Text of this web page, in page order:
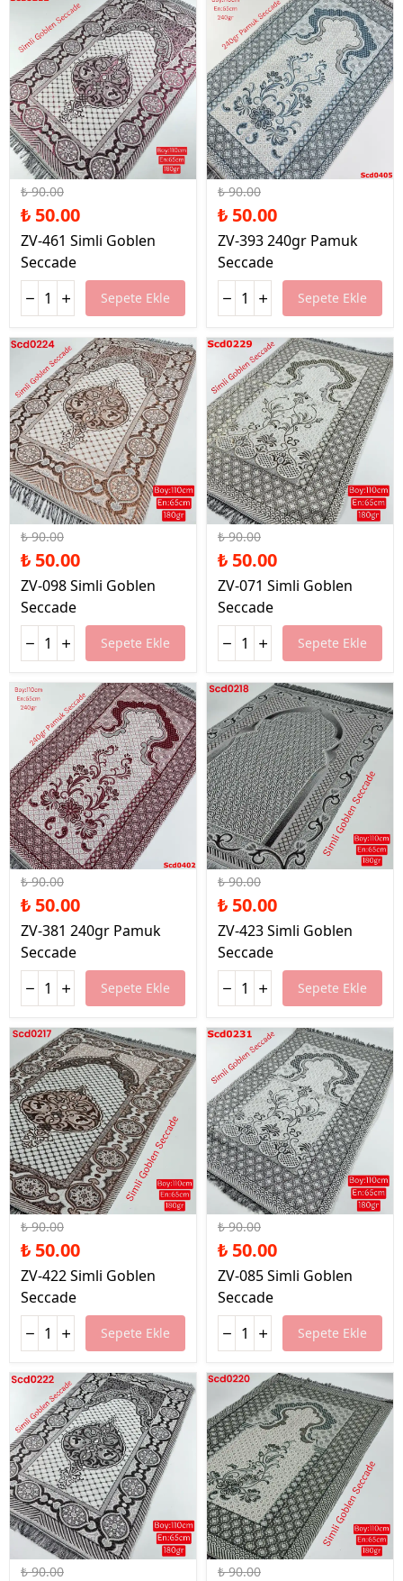
%44 İndirim
₺ 90.00
₺ 50.00
ZV-461 Simli Goblen
Seccade
Sepete Ekle
%44 İndirim
₺ 90.00
₺ 50.00
ZV-393 240gr Pamuk
Seccade
Sepete Ekle
%44 İndirim
₺ 90.00
₺ 50.00
ZV-098 Simli Goblen
Seccade
Sepete Ekle
%44 İndirim
₺ 90.00
₺ 50.00
ZV-071 Simli Goblen
Seccade
Sepete Ekle
%44 İndirim
₺ 90.00
₺ 50.00
ZV-381 240gr Pamuk
Seccade
Sepete Ekle
%44 İndirim
₺ 90.00
₺ 50.00
ZV-423 Simli Goblen
Seccade
Sepete Ekle
%44 İndirim
₺ 90.00
₺ 50.00
ZV-422 Simli Goblen
Seccade
Sepete Ekle
%44 İndirim
₺ 90.00
₺ 50.00
ZV-085 Simli Goblen
Seccade
Sepete Ekle
%44 İndirim
₺ 90.00
%44 İndirim
₺ 90.00